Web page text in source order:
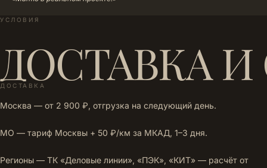
УСЛОВИЯ
ДОСТАВКА
ДОСТАВКА
Москва — от 2 900 ₽, отгрузка на следующий день.
МО — тариф Москвы + 50 ₽/км за МКАД, 1–3 дня.
Регионы — ТК «Деловые линии», «ПЭК», «КИТ» — расчёт от